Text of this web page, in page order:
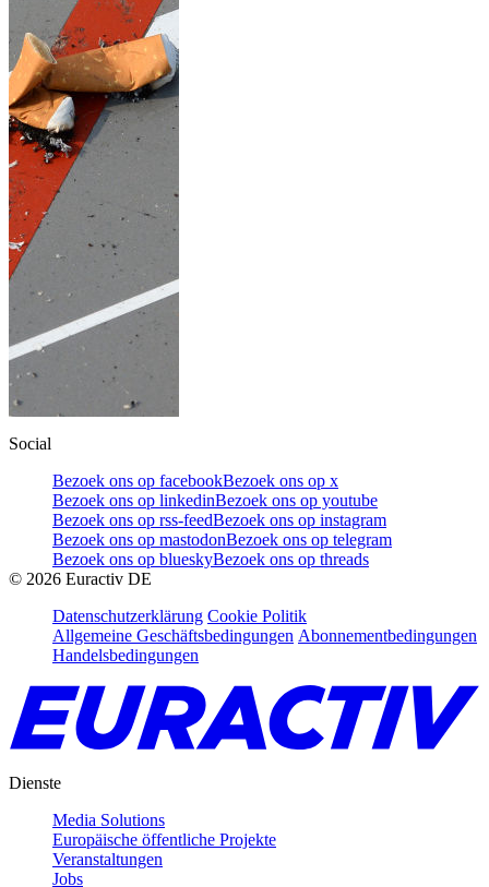
Social
Bezoek ons op facebookBezoek ons op x
Bezoek ons op linkedinBezoek ons op youtube
Bezoek ons op rss-feedBezoek ons op instagram
Bezoek ons op mastodonBezoek ons op telegram
Bezoek ons op blueskyBezoek ons op threads
© 2026 Euractiv DE
Datenschutzerklärung Cookie Politik
Allgemeine Geschäftsbedingungen Abonnementbedingungen
Handelsbedingungen
Dienste
Media Solutions
Europäische öffentliche Projekte
Veranstaltungen
Jobs